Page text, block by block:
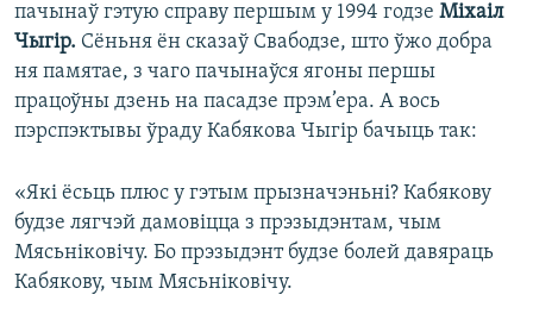
пачынаў гэтую справу першым у 1994 годзе Міхаіл
Чыгір. Сёньня ён сказаў Свабодзе, што ўжо добра
ня памятае, з чаго пачынаўся ягоны першы
працоўны дзень на пасадзе прэм’ера. А вось
пэрспэктывы ўраду Кабякова Чыгір бачыць так:
«Які ёсьць плюс у гэтым прызначэньні? Кабякову
будзе лягчэй дамовіцца з прэзыдэнтам, чым
Мясьніковічу. Бо прэзыдэнт будзе болей давяраць
Кабякову, чым Мясьніковічу.